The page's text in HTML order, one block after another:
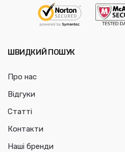
ШВИДКИЙ ПОШУК
Про нас
Відгуки
Статті
Контакти
Наші бренди